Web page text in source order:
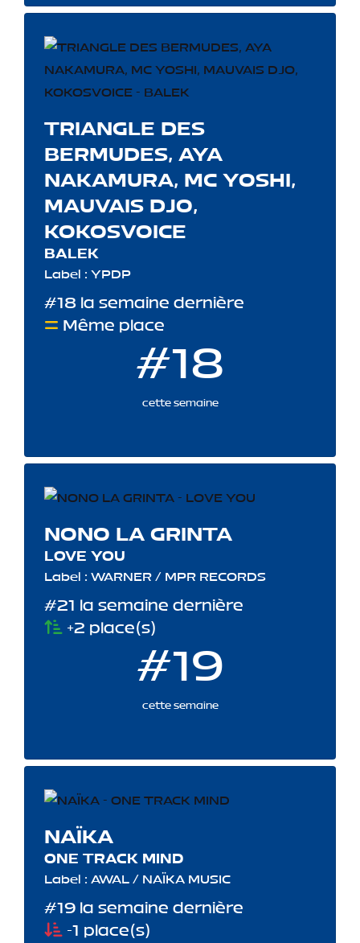
TRIANGLE DES
BERMUDES, AYA
NAKAMURA, MC YOSHI,
MAUVAIS DJO,
KOKOSVOICE
BALEK
Label : YPDP
#18 la semaine dernière
Même place
#18
cette semaine
NONO LA GRINTA
LOVE YOU
Label : WARNER / MPR RECORDS
#21 la semaine dernière
+2 place(s)
#19
cette semaine
NAÏKA
ONE TRACK MIND
Label : AWAL / NAÏKA MUSIC
#19 la semaine dernière
-1 place(s)